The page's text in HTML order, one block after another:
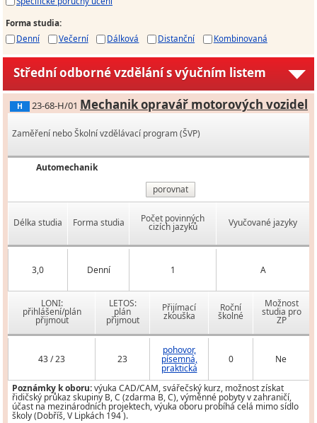
Forma studia:
Denní
Večerní Dálková Distanční Kombinovaná
Střední odborné vzdělání s výučním listem
H 23-68-H/01 Mechanik opravář motorových vozidel
Zaměření nebo Školní vzdělávací program (ŠVP)
Automechanik
porovnat
Délka studia Forma studia Počet povinných
cizích jazyků Vyučované jazyky
3,0 Denní 1 A
LONI:
přihlášení/plán
přijmout
LETOS:
plán
přijmout
Přijímací
zkouška
Roční
školné
Možnost
studia pro
ZP
43 / 23 23
pohovor,
písemná,
praktická
0 Ne
Poznámky k oboru:výuka CAD/CAM, svářečský kurz, možnost získat
řidičský průkaz skupiny B, C (zdarma B, C), výměnné pobyty v zahraničí,
účast na mezinárodních projektech, výuka oboru probíhá celá mimo sídlo
školy (Dobříš, V Lipkách 194 ).